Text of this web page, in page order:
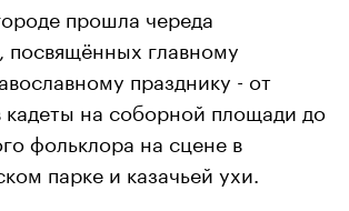
прошла череда
посвящённых главному
празднику - от
кадеты на соборной площади до
фольклора на сцене в
парке и казачьей ухи.